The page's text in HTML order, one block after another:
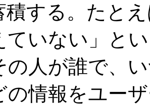
積する。たと
ていない」と
の人が誰で、
の情報をユー